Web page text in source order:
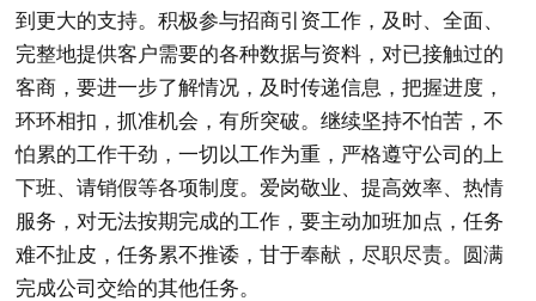
到更大的支持。积极参与招商引资工作，及时、全面、
完整地提供客户需要的各种数据与资料，对已接触过的
客商，要进一步了解情况，及时传递信息，把握进度，
环环相扣，抓准机会，有所突破。继续坚持不怕苦，不
怕累的工作干劲，一切以工作为重，严格遵守公司的上
下班、请销假等各项制度。爱岗敬业、提高效率、热情
服务，对无法按期完成的工作，要主动加班加点，任务
难不扯皮，任务累不推诿，甘于奉献，尽职尽责。圆满
完成公司交给的其他任务。